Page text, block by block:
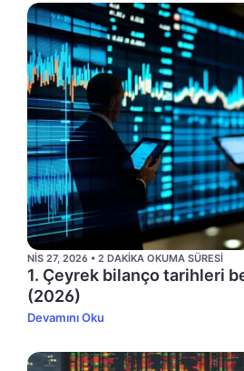
NIS 27, 2026 • 2 DAKIKA OKUMA SÜRESI
1. Çeyrek bilanço tarihleri
(2026)
Devamını Oku